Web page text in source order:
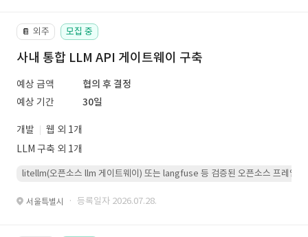
📔 외주 모집 중
사내 통합 LLM API 게이트웨이 구축
예상 금액
협의 후 결정
예상 기간
30일
개발
웹 외 1개
LLM 구축 외 1개
litellm(오픈소스 llm 게이트웨이) 또는 langfuse 등 검증된 오픈소스 프레임워
서울특별시 · 등록일자 2026.07.28.